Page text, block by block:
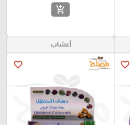
add_shopping_cart
favorite_border
أعشاب
favorite_border